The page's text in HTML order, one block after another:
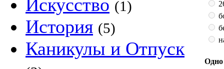
Искусство (1)
История (5)
Каникулы и Отпуск